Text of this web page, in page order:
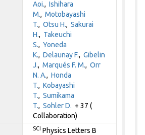
Aoi.,Ishihara
M.,Motobayashi
T.,Otsu H.,Sakurai
H., Takeuchi
S.,Yoneda
K.,Delaunay F.,Gibelin
J.,Marqués F. M.,Orr
N. A.,Honda
T.,Kobayashi
T.,Sumikama
T.,Sohler D. + 37 (
Collaboration)
SCI Physics Letters B